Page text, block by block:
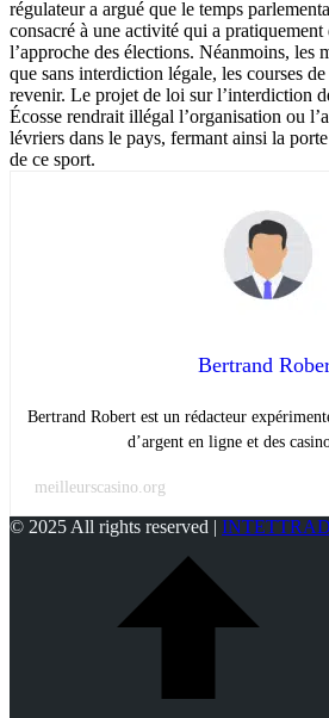
régulateur a argué que le temps
consacré à une activité qui a pratiquement
l’approche des élections. Néanmoins, les
que sans interdiction légale, les courses
revenir. Le projet de loi sur l’interdiction
Écosse rendrait illégal l’organisation ou
lévriers dans le pays, fermant ainsi la
de ce sport.
Bertrand
Bertrand Robert est un rédacteur
d’argent en ligne et des
meilleurscasino.org
© 2025 All rights reserved |